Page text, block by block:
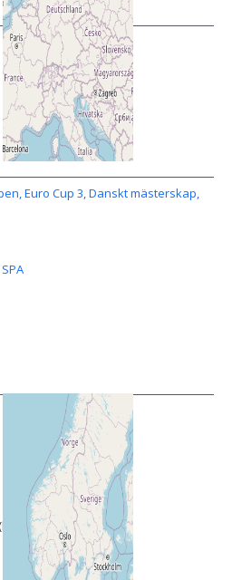
Euro Cup 3, Danskt mästerskap,
VM), Björlanda kile